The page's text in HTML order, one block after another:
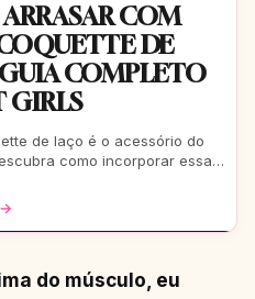
COM
DE
COMPLETO
GIRLS
de laço é o acessório do
como incorporar essa
ao
do músculo, eu